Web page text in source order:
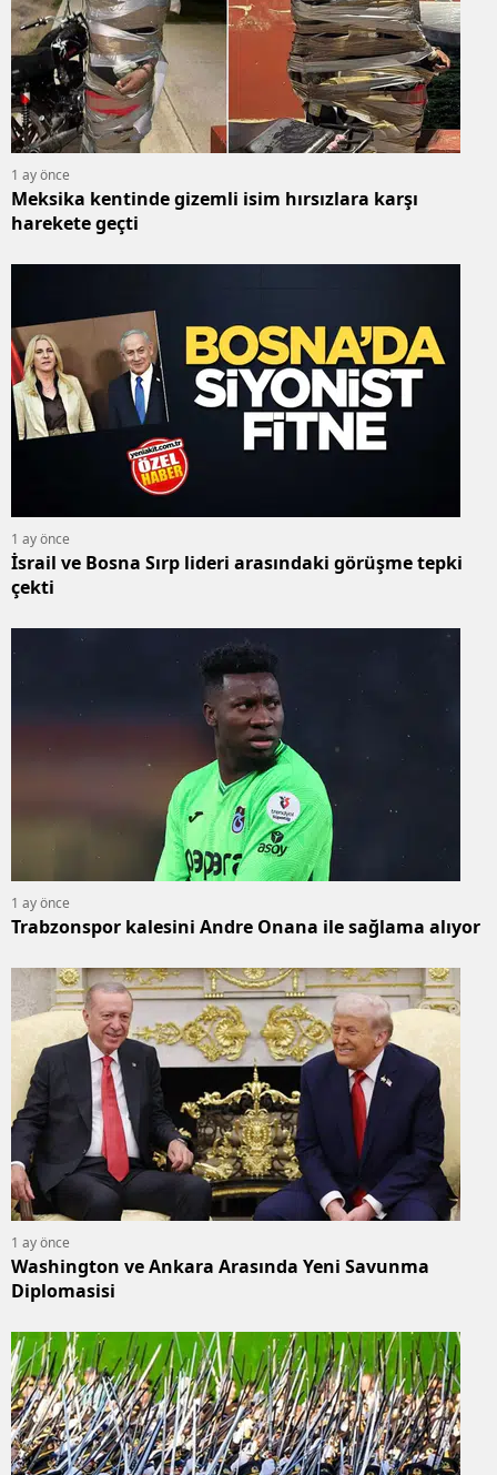
1 ay önce
Meksika kentinde gizemli isim hırsızlara karşı
harekete geçti
1 ay önce
İsrail ve Bosna Sırp lideri arasındaki görüşme tepki
çekti
1 ay önce
Trabzonspor kalesini Andre Onana ile sağlama alıyor
1 ay önce
Washington ve Ankara Arasında Yeni Savunma
Diplomasisi